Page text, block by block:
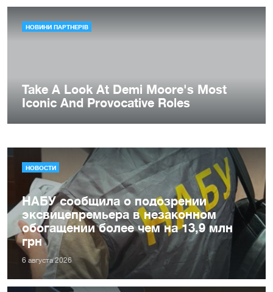
НОВОСТИ
НАБУ сообщила о подозрении
эксвицепремьера в незаконном
обогащении более чем на 13,9 млн
грн
6 августа 2026